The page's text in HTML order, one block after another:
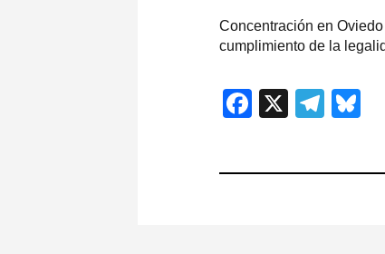
Concentración en
cumplimiento de la
Facebook
X